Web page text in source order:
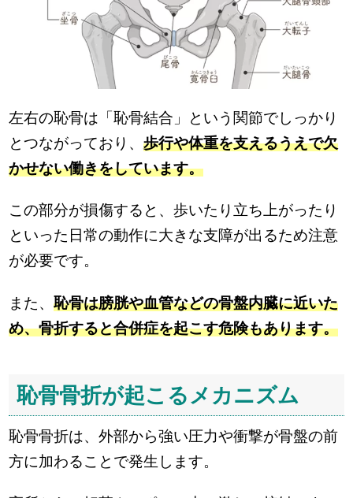
左右の恥骨は「恥骨結合」という関節でしっかり
とつながっており、歩行や体重を支えるうえで欠
かせない働きをしています。
この部分が損傷すると、歩いたり立ち上がったり
といった日常の動作に大きな支障が出るため注意
が必要です。
また、恥骨は膀胱や血管などの骨盤内臓に近いた
め、骨折すると合併症を起こす危険もあります。
恥骨骨折が起こるメカニズム
恥骨骨折は、外部から強い圧力や衝撃が骨盤の前
方に加わることで発生します。